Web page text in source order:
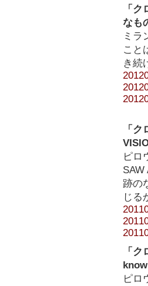
「
なも
ミラ
こと
き続
「
ピロ
SAW
跡の
じる
「
ピロ